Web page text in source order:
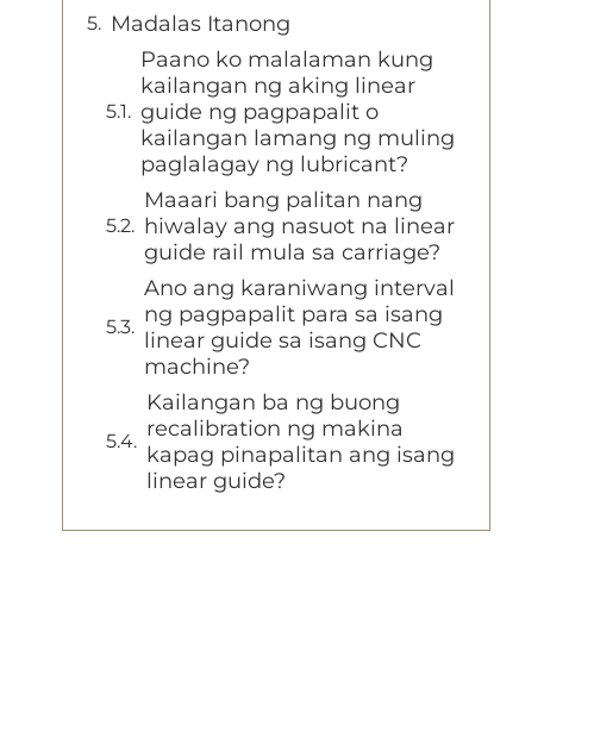
Madalas Itanong
Paano ko malalaman kung
kailangan ng aking linear
guide ng pagpapalit o
kailangan lamang ng muling
paglalagay ng lubricant?
Maaari bang palitan nang
hiwalay ang nasuot na linear
guide rail mula sa carriage?
Ano ang karaniwang interval
ng pagpapalit para sa isang
linear guide sa isang CNC
machine?
Kailangan ba ng buong
recalibration ng makina
kapag pinapalitan ang isang
linear guide?